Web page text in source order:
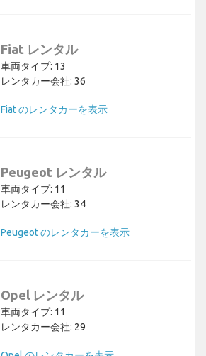
Fiat レンタル
車両タイプ: 13
レンタカー会社: 36
Fiat のレンタカーを表示
Peugeot レンタル
車両タイプ: 11
レンタカー会社: 34
Peugeot のレンタカーを表示
Opel レンタル
車両タイプ: 11
レンタカー会社: 29